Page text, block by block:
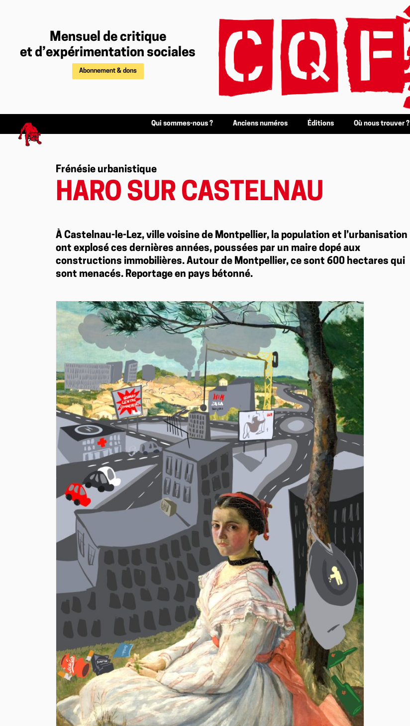
Mensuel de critique
et d’expérimentation sociales
Abonnement & dons
Qui sommes-nous ? Anciens numéros Éditions Où nous trouver ?
Frénésie urbanistique
HARO SUR CASTELNAU
À Castelnau-le-Lez, ville voisine de Montpellier, la population et l’urbanisation
ont explosé ces dernières années, poussées par un maire dopé aux
constructions immobilières. Autour de Montpellier, ce sont 600 hectares qui
sont menacés. Reportage en pays bétonné.